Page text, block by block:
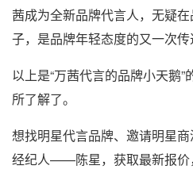
茜成为全新品牌代言人，无疑
子，是品牌年轻态度的又一次传
以上是“万茜代言的品牌小天鹅
所了解了。
想找明星代言品牌、邀请明星
经纪人——陈星，获取最新报价